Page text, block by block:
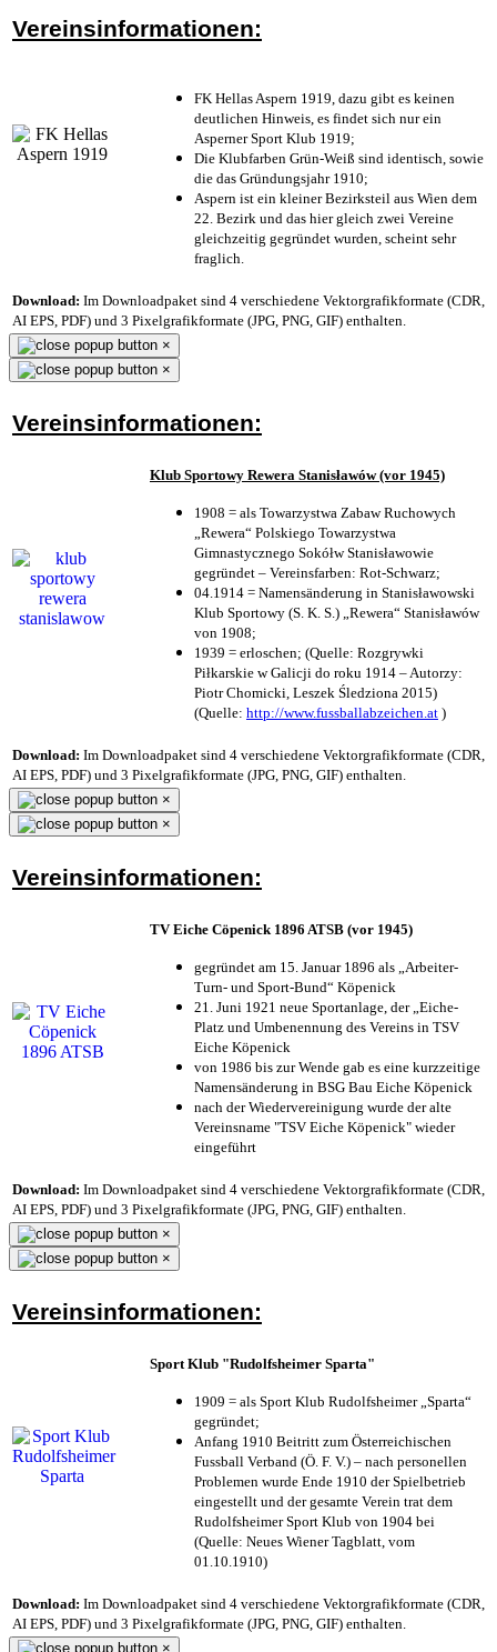
Vereinsinformationen:
FK Hellas Aspern 1919, dazu gibt es keinen
deutlichen Hinweis, es findet sich nur ein
Asperner Sport Klub 1919;
Die Klubfarben Grün-Weiß sind identisch, sowie
die das Gründungsjahr 1910;
Aspern ist ein kleiner Bezirksteil aus Wien dem
22. Bezirk und das hier gleich zwei Vereine
gleichzeitig gegründet wurden, scheint sehr
fraglich.
Download: Im Downloadpaket sind 4 verschiedene Vektorgrafikformate (CDR,
AI EPS, PDF) und 3 Pixelgrafikformate (JPG, PNG, GIF) enthalten.
×
×
Vereinsinformationen:
Klub Sportowy Rewera Stanisławów (vor 1945)
1908 = als Towarzystwa Zabaw Ruchowych
„Rewera“ Polskiego Towarzystwa
Gimnastycznego Sokółw Stanisławowie
gegründet – Vereinsfarben: Rot-Schwarz;
04.1914 = Namensänderung in Stanisławowski
Klub Sportowy (S. K. S.) „Rewera“ Stanisławów
von 1908;
1939 = erloschen; (Quelle: Rozgrywki
Piłkarskie w Galicji do roku 1914 – Autorzy:
Piotr Chomicki, Leszek Śledziona 2015)
(Quelle: http://www.fussballabzeichen.at )
Download: Im Downloadpaket sind 4 verschiedene Vektorgrafikformate (CDR,
AI EPS, PDF) und 3 Pixelgrafikformate (JPG, PNG, GIF) enthalten.
×
×
Vereinsinformationen:
TV Eiche Cöpenick 1896 ATSB (vor 1945)
gegründet am 15. Januar 1896 als „Arbeiter-
Turn- und Sport-Bund“ Köpenick
21. Juni 1921 neue Sportanlage, der „Eiche-
Platz und Umbenennung des Vereins in TSV
Eiche Köpenick
von 1986 bis zur Wende gab es eine kurzzeitige
Namensänderung in BSG Bau Eiche Köpenick
nach der Wiedervereinigung wurde der alte
Vereinsname "TSV Eiche Köpenick" wieder
eingeführt
Download: Im Downloadpaket sind 4 verschiedene Vektorgrafikformate (CDR,
AI EPS, PDF) und 3 Pixelgrafikformate (JPG, PNG, GIF) enthalten.
×
×
Vereinsinformationen:
Sport Klub "Rudolfsheimer Sparta"
1909 = als Sport Klub Rudolfsheimer „Sparta“
gegründet;
Anfang 1910 Beitritt zum Österreichischen
Fussball Verband (Ö. F. V.) – nach personellen
Problemen wurde Ende 1910 der Spielbetrieb
eingestellt und der gesamte Verein trat dem
Rudolfsheimer Sport Klub von 1904 bei
(Quelle: Neues Wiener Tagblatt, vom
01.10.1910)
Download: Im Downloadpaket sind 4 verschiedene Vektorgrafikformate (CDR,
AI EPS, PDF) und 3 Pixelgrafikformate (JPG, PNG, GIF) enthalten.
×